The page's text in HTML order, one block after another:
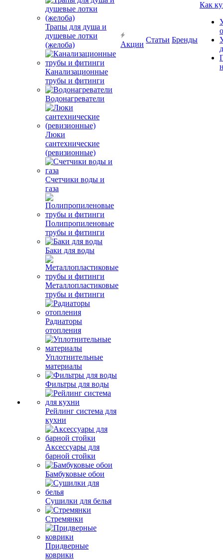
Трапы для душа и
душевые лотки
(желоба)
Канализационные
трубы и фитинги
Водонагреватели
Люки
сантехнические
(ревизионные)
Счетчики воды и
газа
Полипропиленовые
трубы и фитинги
Баки для воды
Металлопластиковые
трубы и фитинги
Радиаторы
отопления
Уплотнительные
материалы
Фильтры для воды
Рейлинг система для
кухни
Аксессуары для
барной стойки
Бамбуковые обои
Сушилки для белья
Стремянки
Придверные
коврики
Акции
Статьи Бренды
Как